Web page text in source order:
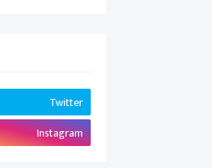
Twitter
Instagram